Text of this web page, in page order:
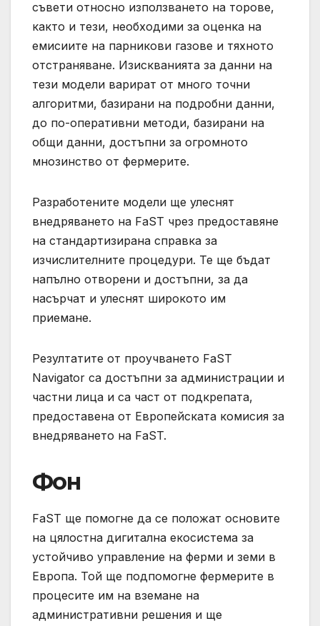
съвети относно използването на торове,
както и тези, необходими за оценка на
емисиите на парникови газове и тяхното
отстраняване. Изискванията за данни на
тези модели варират от много точни
алгоритми, базирани на подробни данни,
до по-оперативни методи, базирани на
общи данни, достъпни за огромното
мнозинство от фермерите.
Разработените модели ще улеснят
внедряването на FaST чрез предоставяне
на стандартизирана справка за
изчислителните процедури. Те ще бъдат
напълно отворени и достъпни, за да
насърчат и улеснят широкото им
приемане.
Резултатите от проучването FaST
Navigator са достъпни за администрации и
частни лица и са част от подкрепата,
предоставена от Европейската комисия за
внедряването на FaST.
Фон
FaST ще помогне да се положат основите
на цялостна дигитална екосистема за
устойчиво управление на ферми и земи в
Европа. Той ще подпомогне фермерите в
процесите им на вземане на
административни решения и ще